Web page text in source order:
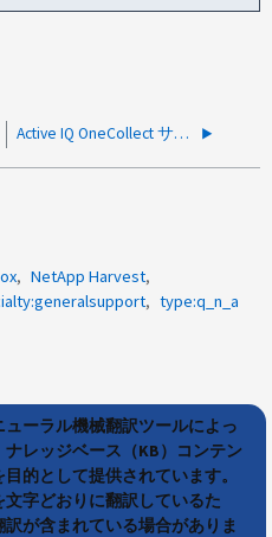
Active IQ OneCollect サポートはどこで受けられますか
NetApp Harvest
type:q_n_a
ーラル機械翻訳ツールによっ
レッジベース（KB）コンテン
的として提供されています。
字どおりに翻訳しているた
が含まれている場合がありま